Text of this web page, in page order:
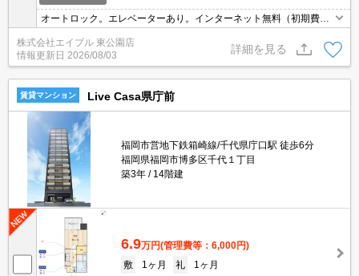
オートロック。エレベーターあり。インターネット無料（初期費用
13,200円）。
株式会社エイブル 東公園店
情報更新日 2026/08/03
詳細を見る
賃貸マンション Live Casa県庁前
福岡市営地下鉄箱崎線/千代県庁口駅 徒歩6分
福岡県福岡市博多区千代１丁目
築3年
14階建
6.9万円(管理費等：6,000円)
敷
1ヶ月 礼
1ヶ月